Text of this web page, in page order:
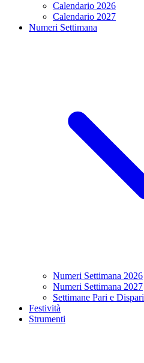
Calendario 2026
Calendario 2027
Numeri Settimana
Numeri Settimana 2026
Numeri Settimana 2027
Settimane Pari e Dispari
Festività
Strumenti